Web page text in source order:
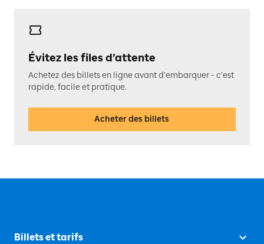
Évitez les files d’attente
Achetez des billets en ligne avant d’embarquer - c’est
rapide, facile et pratique.
Acheter des billets
Billets et tarifs